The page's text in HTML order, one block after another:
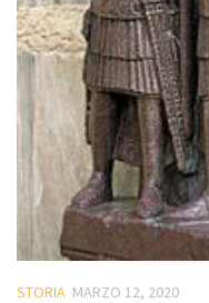
STORIA MARZO 12, 2020